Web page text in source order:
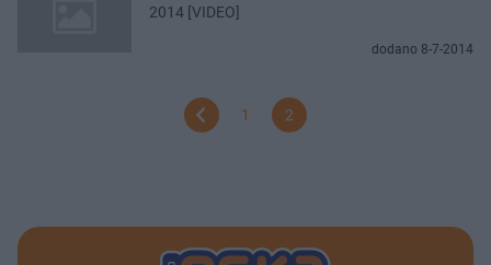
2014 [VIDEO]
dodano 8-7-2014
1 2